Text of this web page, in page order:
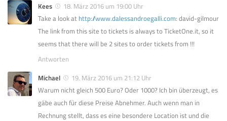
Kees
18. März 2016 um 19:00 Uhr
Take a look at http://www.dalessandroegalli.com: david-gilmour
The link from this site to tickets is always to TicketOne.it, so it
seems that there will be 2 sites to order tickets from !!!
Antworten
Michael
19. März 2016 um 21:12 Uhr
Warum nicht gleich 500 Euro? Oder 1000? Ich bin überzeugt, es
gäbe auch für diese Preise Abnehmer. Auch wenn man in
Rechnung stellt, dass es eine besondere Location ist und die